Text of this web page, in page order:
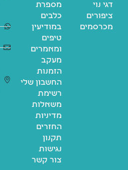
דגי נוי
ציפורים
מכרסמים
מספרת
כלבים
במודיעין
טיפים
ומאמרים
מעקב
הזמנות
החשבון שלי
רשימת
משאלות
מדיניות
החזרים
תקנון
נגישות
צור קשר